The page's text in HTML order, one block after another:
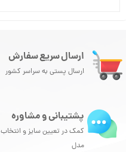
ارسال سریع سفارش
ارسال پستی به سراسر کشور
پشتیبانی و مشاوره
کمک در تعیین سایز و انتخاب
مدل